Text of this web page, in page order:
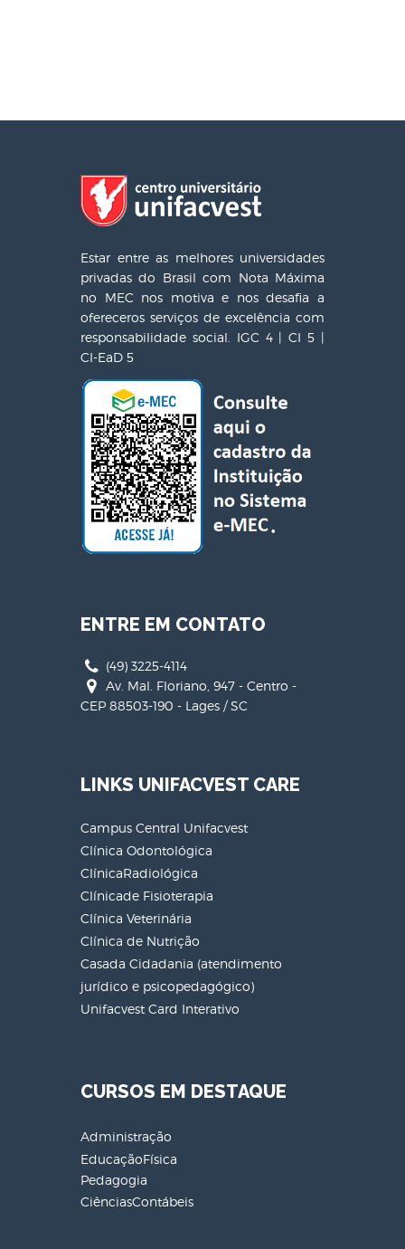
Estar entre as melhores universidades
privadas do Brasil com Nota Máxima
no MEC nos motiva e nos desafia a
ofereceros serviços de excelência com
responsabilidade social. IGC 4 | CI 5 |
CI-EaD 5
ENTRE EM CONTATO
(49) 3225-4114
Av. Mal. Floriano, 947 - Centro -
CEP 88503-190 - Lages / SC
LINKS UNIFACVEST CARE
Campus Central Unifacvest
Clínica Odontológica
ClínicaRadiológica
Clínicade Fisioterapia
Clínica Veterinária
Clínica de Nutrição
Casada Cidadania (atendimento
jurídico e psicopedagógico)
Unifacvest Card Interativo
CURSOS EM DESTAQUE
Administração
EducaçãoFísica
Pedagogia
CiênciasContábeis